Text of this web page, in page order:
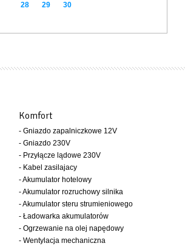
28
29 30
Komfort
- Gniazdo zapalniczkowe 12V
- Gniazdo 230V
- Przyłącze lądowe 230V
- Kabel zasilajacy
- Akumulator hotelowy
- Akumulator rozruchowy silnika
- Akumulator steru strumieniowego
- Ładowarka akumulatorów
- Ogrzewanie na olej napędowy
- Wentylacja mechaniczna